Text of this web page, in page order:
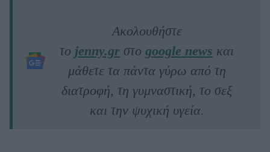
Ακολουθήστε
το jenny.gr στο google news και
μάθετε τα πάντα γύρω από τη
διατροφή, τη γυμναστική, το σεξ
και την ψυχική υγεία.